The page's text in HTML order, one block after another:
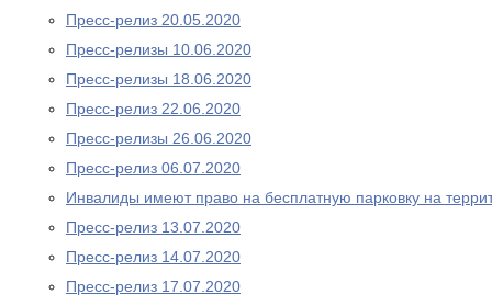
Пресс-релиз 20.05.2020
Пресс-релизы 10.06.2020
Пресс-релизы 18.06.2020
Пресс-релиз 22.06.2020
Пресс-релизы 26.06.2020
Пресс-релиз 06.07.2020
Инвалиды имеют право на бесплатную парковку на
Пресс-релиз 13.07.2020
Пресс-релиз 14.07.2020
Пресс-релиз 17.07.2020